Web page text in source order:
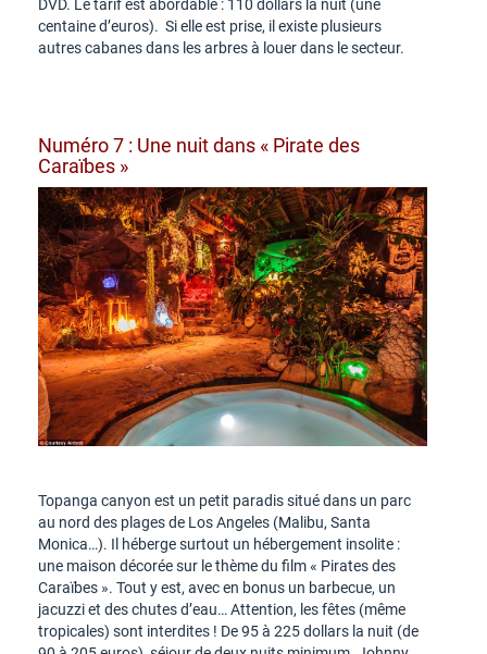
DVD. Le tarif est abordable : 110 dollars la nuit (une
centaine d’euros). Si elle est prise, il existe plusieurs
autres cabanes dans les arbres à louer dans le secteur.
Numéro 7 : Une nuit dans « Pirate des
Caraïbes »
Topanga canyon est un petit paradis situé dans un parc
au nord des plages de Los Angeles (Malibu, Santa
Monica…). Il héberge surtout un hébergement insolite :
une maison décorée sur le thème du film « Pirates des
Caraïbes ». Tout y est, avec en bonus un barbecue, un
jacuzzi et des chutes d’eau… Attention, les fêtes (même
tropicales) sont interdites ! De 95 à 225 dollars la nuit (de